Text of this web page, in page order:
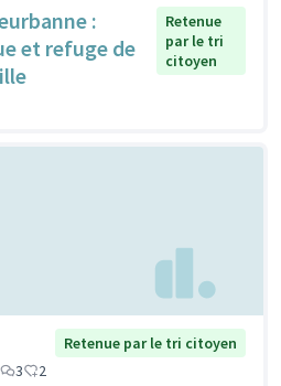
:
et refuge de
Retenue
par le tri
citoyen
Retenue par le tri citoyen
3 2